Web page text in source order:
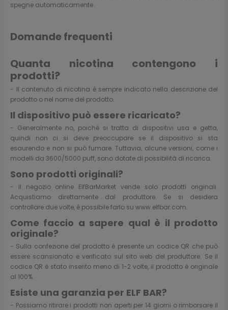
spegne automaticamente.
Domande frequenti
Quanta nicotina contengono i
prodotti?
- Il contenuto di nicotina è sempre indicato nella descrizione del
prodotto o nel nome del prodotto.
Il dispositivo può essere ricaricato?
- Generalmente no, poiché si tratta di dispositivi usa e getta,
quindi non ci si deve preoccupare se il dispositivo si sta
esaurendo e non si può fumare. Tuttavia, alcune versioni, come i
modelli da 3600/5000 puff, sono dotate di possibilità di ricarica.
Sono prodotti originali?
- Il negozio online ElfBarMarket vende solo prodotti originali.
Acquistiamo direttamente dal produttore. Se si desidera
controllare due volte, è possibile farlo su www.elfbar.com.
Come faccio a sapere qual è il prodotto
originale?
- Sulla confezione del prodotto è presente un codice QR che può
essere scansionato e verificato sul sito web del produttore. Se il
codice QR è stato inserito meno di 1-2 volte, il prodotto è originale
al 100%.
Esiste una garanzia per ELF BAR?
- Possiamo ritirare i prodotti non aperti per 14 giorni o rimborsare il